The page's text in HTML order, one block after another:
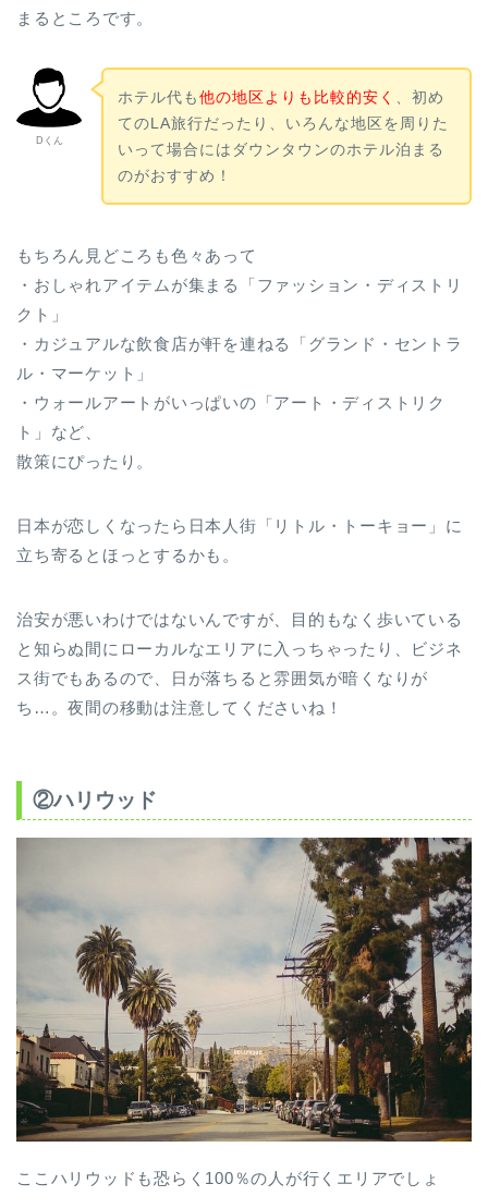
まるところです。
Dくん
ホテル代も他の地区よりも比較的安く
、初め
てのLA旅行だったり、いろんな地区を周りた
いって場合にはダウンタウンのホテル泊まる
のがおすすめ！
もちろん見どころも色々あって
・おしゃれアイテムが集まる「ファッション・ディストリ
クト」
・カジュアルな飲食店が軒を連ねる「グランド・セントラ
ル・マーケット」
・ウォールアートがいっぱいの「アート・ディストリク
ト」など、
散策にぴったり。
日本が恋しくなったら日本人街「リトル・トーキョー」に
立ち寄るとほっとするかも。
治安が悪いわけではないんですが、目的もなく歩いている
と知らぬ間にローカルなエリアに入っちゃったり、ビジネ
ス街でもあるので、日が落ちると雰囲気が暗くなりが
ち…。夜間の移動は注意してくださいね！
②ハリウッド
ここハリウッドも恐らく100％の人が行くエリアでしょ